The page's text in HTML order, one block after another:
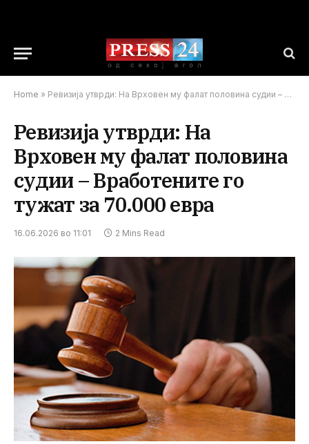
Home » Ревизија утврди: На Врховен му фалат половина судии – Вработените го тужат за 70.000 евра
Ревизија утврди: На
Врховен му фалат половина
судии – Вработените го
тужат за 70.000 евра
16.06.2026 во 11:01 2 Mins Read